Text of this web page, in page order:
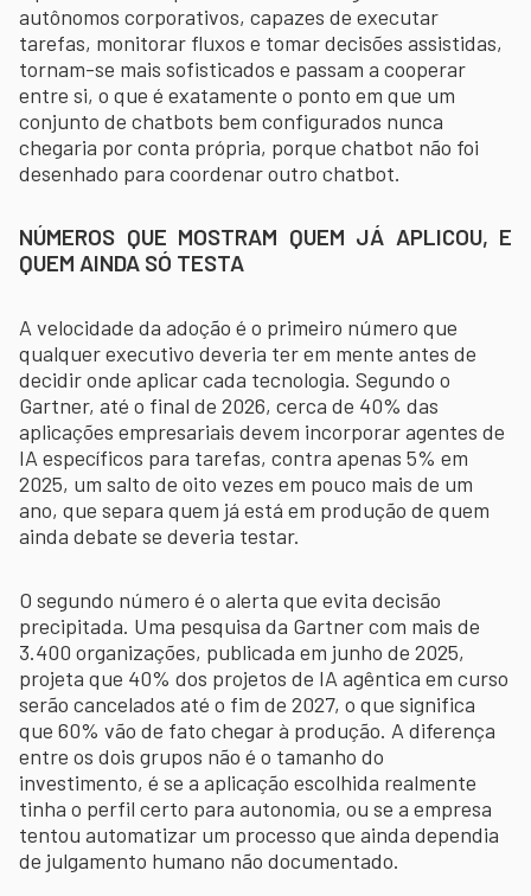
autônomos corporativos, capazes de executar
tarefas, monitorar fluxos e tomar decisões assistidas,
tornam-se mais sofisticados e passam a cooperar
entre si, o que é exatamente o ponto em que um
conjunto de chatbots bem configurados nunca
chegaria por conta própria, porque chatbot não foi
desenhado para coordenar outro chatbot.
NÚMEROS QUE MOSTRAM QUEM JÁ APLICOU, E
QUEM AINDA SÓ TESTA
A velocidade da adoção é o primeiro número que
qualquer executivo deveria ter em mente antes de
decidir onde aplicar cada tecnologia. Segundo o
Gartner, até o final de 2026, cerca de 40% das
aplicações empresariais devem incorporar agentes de
IA específicos para tarefas, contra apenas 5% em
2025, um salto de oito vezes em pouco mais de um
ano, que separa quem já está em produção de quem
ainda debate se deveria testar.
O segundo número é o alerta que evita decisão
precipitada. Uma pesquisa da Gartner com mais de
3.400 organizações, publicada em junho de 2025,
projeta que 40% dos projetos de IA agêntica em curso
serão cancelados até o fim de 2027, o que significa
que 60% vão de fato chegar à produção. A diferença
entre os dois grupos não é o tamanho do
investimento, é se a aplicação escolhida realmente
tinha o perfil certo para autonomia, ou se a empresa
tentou automatizar um processo que ainda dependia
de julgamento humano não documentado.